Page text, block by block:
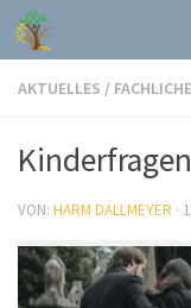
Skip to content
AKTUELLES /
VON: HARM DALLMEYER ·